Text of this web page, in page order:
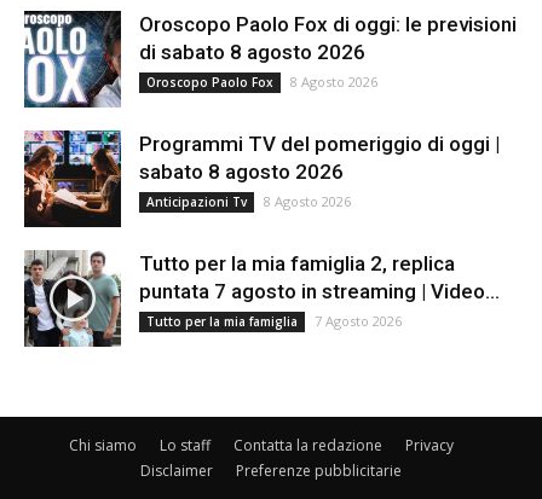
Oroscopo Paolo Fox di oggi: le previsioni
di sabato 8 agosto 2026
Oroscopo Paolo Fox 8 Agosto 2026
Programmi TV del pomeriggio di oggi |
sabato 8 agosto 2026
Anticipazioni Tv 8 Agosto 2026
Tutto per la mia famiglia 2, replica
puntata 7 agosto in streaming | Video...
Tutto per la mia famiglia 7 Agosto 2026
Chi siamo Lo staff Contatta la redazione
Privacy
Disclaimer
Preferenze pubblicitarie